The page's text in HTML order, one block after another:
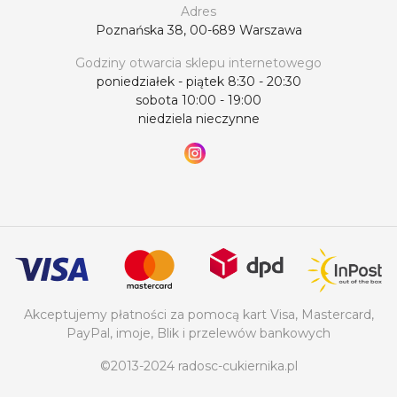
wszelkie pytania. Pracownicy sklepu „Radość
cukiernika” dokładnie kontrolują terminy ważności i
warunki przechowywania wanilii, dodatków
spożywczych, przypraw i zagęstników.
Gwarantujemy wysoką jakość i certyfikowaną
produkcję. Zamawiając u nas, masz pewność, że
otrzymasz świeże i wysokiej jakości produkty.
„Radość cukiernika” — Twój niezawodny partner w
Adres
Poznańska 38, 00-689 Warszawa
Godziny otwarcia sklepu internetowego
poniedziałek - piątek 8:30 - 20:30
sobota 10:00 - 19:00
niedziela nieczynne
Akceptujemy płatności za pomocą kart Visa, Mastercard,
PayPal, imoje, Blik i przelewów bankowych
©2013-2024 radosc-cukiernika.pl